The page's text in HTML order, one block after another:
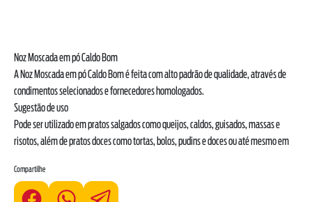
Noz Moscada em pó Caldo Bom
A Noz Moscada em pó Caldo Bom é feita com alto padrão de qualidade, através de
condimentos selecionados e fornecedores homologados.
Sugestão de uso
Pode ser utilizado em pratos salgados como queijos, caldos, guisados, massas e
risotos, além de pratos doces como tortas, bolos, pudins e doces ou até mesmo em
*As declarações de ingredientes, dados nutricionais e alergênicos podem mudar.
Compartilhe